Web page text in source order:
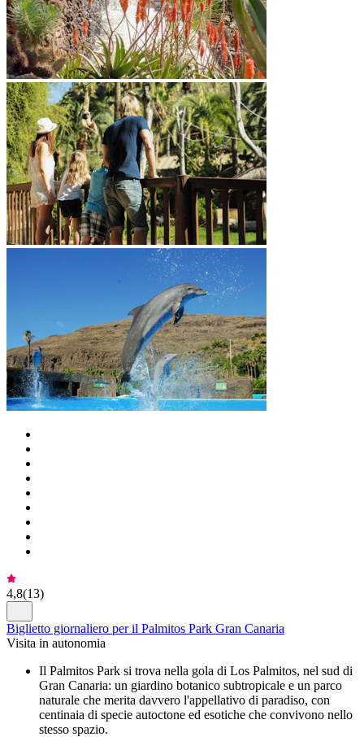
4,8(13)
Biglietto giornaliero per il Palmitos Park Gran Canaria
Visita in autonomia
Il Palmitos Park si trova nella gola di Los Palmitos, nel sud di
Gran Canaria: un giardino botanico subtropicale e un parco
naturale che merita davvero l'appellativo di paradiso, con
centinaia di specie autoctone ed esotiche che convivono nello
stesso spazio.